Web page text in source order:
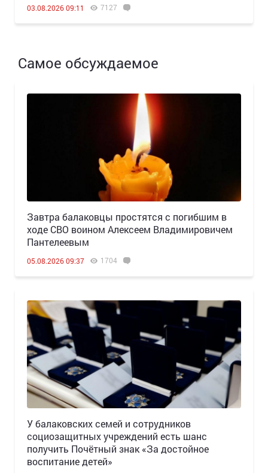
03.08.2026 09:11 7127
Самое обсуждаемое
Завтра балаковцы простятся с погибшим в
ходе СВО воином Алексеем Владимировичем
Пантелеевым
05.08.2026 09:37 1704
У балаковских семей и сотрудников
социозащитных учреждений есть шанс
получить Почётный знак «За достойное
воспитание детей»